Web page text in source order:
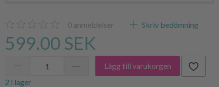
0 anmeldelser Skriv bedömning
599.00 SEK
Lägg till varukorgen
2 i lager